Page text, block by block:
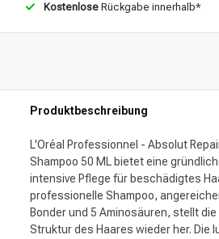
Kostenlose Rückgabe innerhalb*
Produktbeschreibung
L'Oréal Professionnel - Absolut
Shampoo 50 ML bietet eine
intensive Pflege für beschädigtes
professionelle Shampoo,
Bonder und 5 Aminosäuren, stellt
Struktur des Haares wieder her. Die